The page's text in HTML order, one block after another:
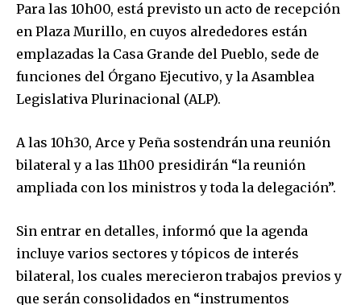
Para las 10h00, está previsto un acto de recepción
en Plaza Murillo, en cuyos alrededores están
emplazadas la Casa Grande del Pueblo, sede de
funciones del Órgano Ejecutivo, y la Asamblea
Legislativa Plurinacional (ALP).
A las 10h30, Arce y Peña sostendrán una reunión
bilateral y a las 11h00 presidirán “la reunión
ampliada con los ministros y toda la delegación”.
Sin entrar en detalles, informó que la agenda
incluye varios sectores y tópicos de interés
bilateral, los cuales merecieron trabajos previos y
que serán consolidados en “instrumentos